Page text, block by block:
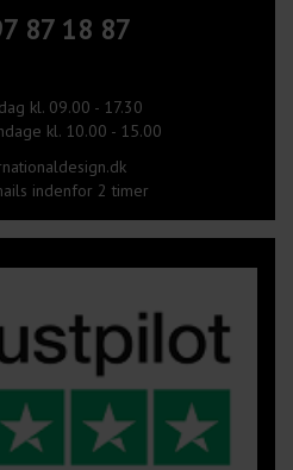
87 18 87
kl. 09.00 - 17.30
kl. 10.00 - 15.00
indenfor 2 timer